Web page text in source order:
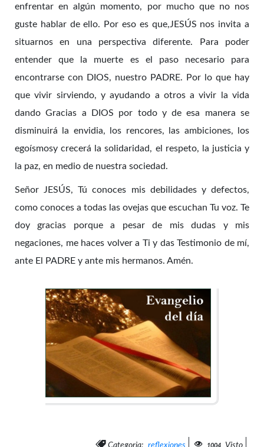
enfrentar en algún momento, por mucho que no nos
guste hablar de ello. Por eso es que,JESÚS nos invita a
situarnos en una perspectiva diferente. Para poder
entender que la muerte es el paso necesario para
encontrarse con DIOS, nuestro PADRE. Por lo que hay
que vivir sirviendo, y ayudando a otros a vivir la vida
dando Gracias a DIOS por todo y de esa manera se
disminuirá la envidia, los rencores, las ambiciones, los
egoísmosy crecerá la solidaridad, el respeto, la justicia y
la paz, en medio de nuestra sociedad.
Señor JESÚS, Tú conoces mis debilidades y defectos,
como conoces a todas las ovejas que escuchan Tu voz. Te
doy gracias porque a pesar de mis dudas y mis
negaciones, me haces volver a Ti y das Testimonio de mí,
ante El PADRE y ante mis hermanos. Amén.